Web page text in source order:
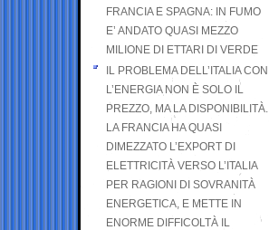
FRANCIA E SPAGNA: IN FUMO
E’ ANDATO QUASI MEZZO
MILIONE DI ETTARI DI VERDE
IL PROBLEMA DELL’ITALIA CON
L’ENERGIA NON È SOLO IL
PREZZO, MA LA DISPONIBILITÀ.
LA FRANCIA HA QUASI
DIMEZZATO L’EXPORT DI
ELETTRICITÀ VERSO L’ITALIA
PER RAGIONI DI SOVRANITÀ
ENERGETICA, E METTE IN
ENORME DIFFICOLTÀ IL